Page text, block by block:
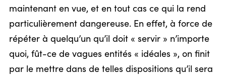
maintenant en vue, et en tout cas ce qui la rend
particulièrement dangereuse. En effet, à force de
répéter à quelqu’un qu’il doit « servir » n’importe
quoi, fût-ce de vagues entités « idéales », on finit
par le mettre dans de telles dispositions qu’il sera